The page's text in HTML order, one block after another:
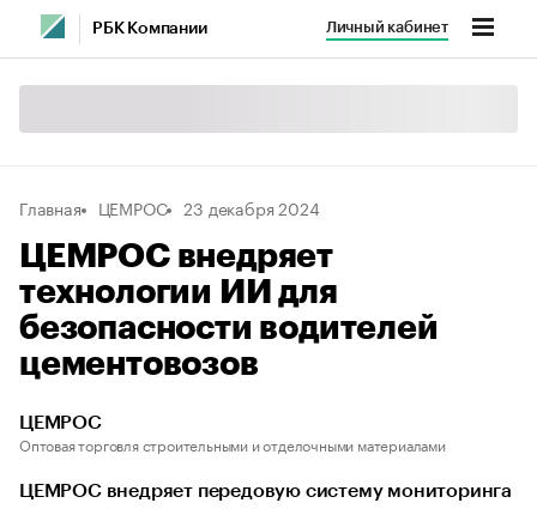
РБК Компании Личный кабинет
Главная ЦЕМРОС 23 декабря 2024
ЦЕМРОС внедряет
технологии ИИ для
безопасности водителей
цементовозов
ЦЕМРОС
Оптовая торговля строительными и отделочными материалами
ЦЕМРОС внедряет передовую систему мониторинга